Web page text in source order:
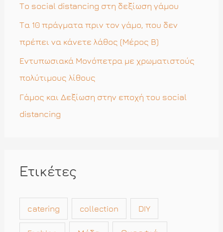
Το social distancing στη δεξίωση γάμου
Τα 10 πράγματα πριν τον γάμο, που δεν
πρέπει να κάνετε λάθος (Μέρος Β)
Εντυπωσιακά Μονόπετρα με χρωματιστούς
πολύτιμους λίθους
Γάμος και Δεξίωση στην εποχή του social
distancing
Ετικέτες
catering collection DIY